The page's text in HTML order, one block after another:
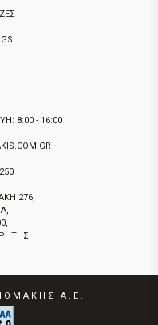
8:00 - 16:00
276,
Α.Ε.